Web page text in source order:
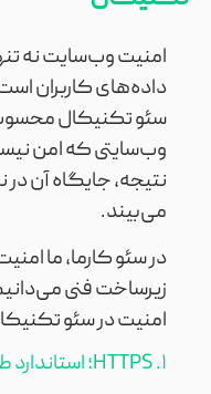
امنیت وب‌سایت نه
داده‌های کاربران
سئو تکنیکال
وب‌سایتی که امن
نتیجه، جایگاه آن
می‌بیند.
در سئو کارما، ما
زیرساخت فنی
امنیت در سئو
۱. HTTPS؛ استاندارد طلایی گوگلگو